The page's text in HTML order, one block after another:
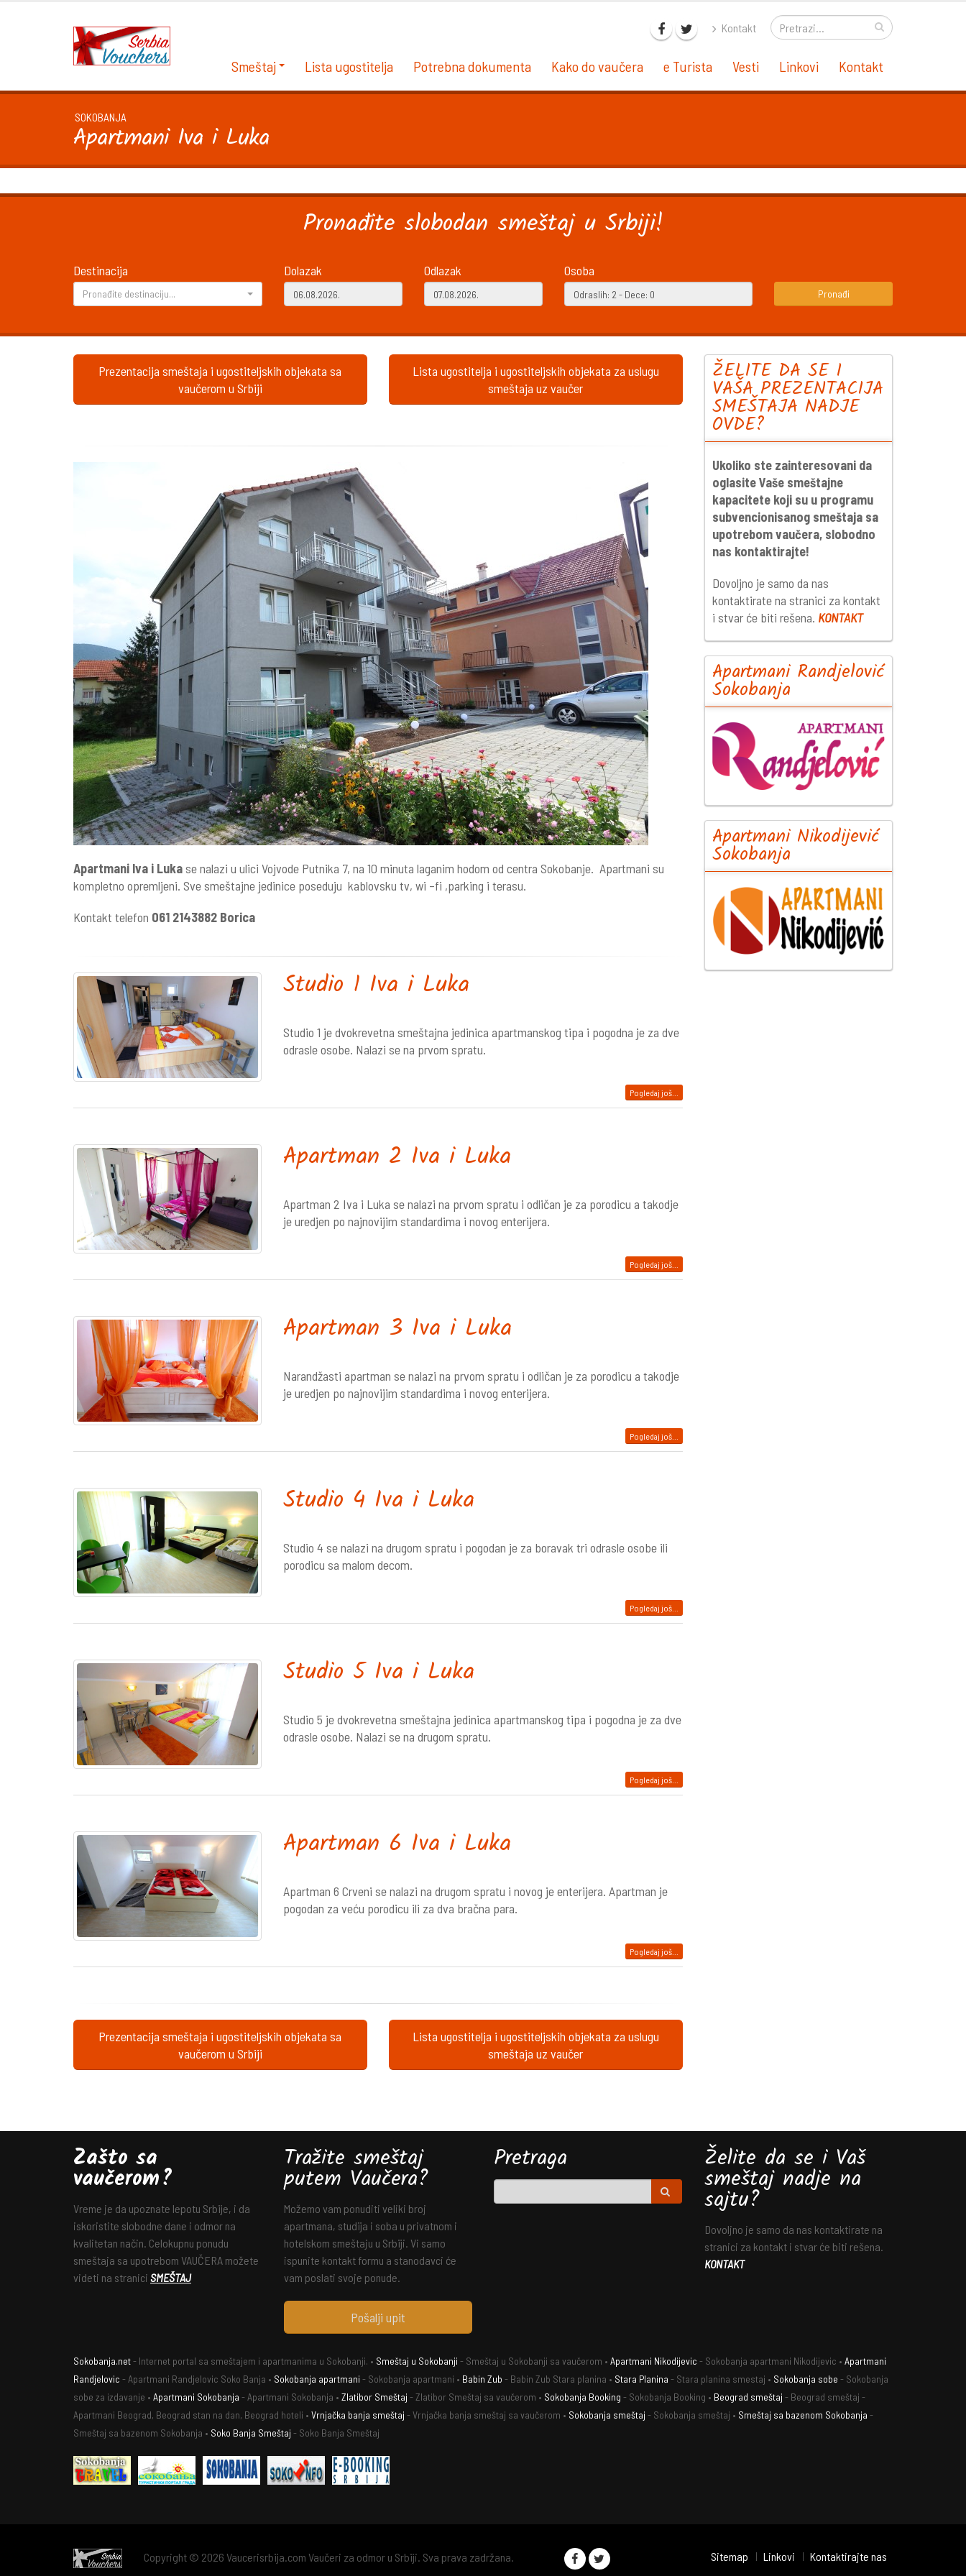
Kontakt
Smeštaj Lista ugostitelja Potrebna dokumenta Kako do vaučera e Turista Vesti Linkovi Kontakt
SOKOBANJA
Apartmani Iva i Luka
Pronađite slobodan smeštaj u Srbiji!
Destinacija
Pronađite destinaciju...
Dolazak Odlazak Osoba
Pronađi
Prezentacija smeštaja i ugostiteljskih objekata sa
vaučerom u Srbiji
Lista ugostitelja i ugostiteljskih objekata za uslugu
smeštaja uz vaučer
Apartmani Iva i Lukase nalazi u ulici Vojvode Putnika 7, na 10 minuta laganim hodom od centra Sokobanje. Apartmani su
kompletno opremljeni. Sve smeštajne jedinice poseduju kablovsku tv, wi –fi ,parking i terasu.
Kontakt telefon 061 2143882 Borica
Studio 1 Iva i Luka
Studio 1 je dvokrevetna smeštajna jedinica apartmanskog tipa i pogodna je za dve
odrasle osobe. Nalazi se na prvom spratu.
Pogledaj još...
Apartman 2 Iva i Luka
Apartman 2 Iva i Luka se nalazi na prvom spratu i odličan je za porodicu a takodje
je uredjen po najnovijim standardima i novog enterijera.
Pogledaj još...
Apartman 3 Iva i Luka
Narandžasti apartman se nalazi na prvom spratu i odličan je za porodicu a takodje
je uredjen po najnovijim standardima i novog enterijera.
Pogledaj još...
Studio 4 Iva i Luka
Studio 4 se nalazi na drugom spratu i pogodan je za boravak tri odrasle osobe ili
porodicu sa malom decom.
Pogledaj još...
Studio 5 Iva i Luka
Studio 5 je dvokrevetna smeštajna jedinica apartmanskog tipa i pogodna je za dve
odrasle osobe. Nalazi se na drugom spratu.
Pogledaj još...
Apartman 6 Iva i Luka
Apartman 6 Crveni se nalazi na drugom spratu i novog je enterijera. Apartman je
pogodan za veću porodicu ili za dva bračna para.
Pogledaj još...
Prezentacija smeštaja i ugostiteljskih objekata sa
vaučerom u Srbiji
Lista ugostitelja i ugostiteljskih objekata za uslugu
smeštaja uz vaučer
ŽELITE DA SE I
VAŠA PREZENTACIJA
SMEŠTAJA NADJE
OVDE?
Ukoliko ste zainteresovani da
oglasite Vaše smeštajne
kapacitete koji su u programu
subvencionisanog smeštaja sa
upotrebom vaučera, slobodno
nas kontaktirajte!
Dovoljno je samo da nas
kontaktirate na stranici za kontakt
i stvar će biti rešena. KONTAKT
Apartmani Randjelović
Sokobanja
Apartmani Nikodijević
Sokobanja
Zašto sa
vaučerom?
Vreme je da upoznate lepotu Srbije, i da
iskoristite slobodne dane i odmor na
kvalitetan način. Celokupnu ponudu
smeštaja sa upotrebom VAUČERA možete
videti na stranici SMEŠTAJ
Tražite smeštaj
putem Vaučera?
Možemo vam ponuditi veliki broj
apartmana, studija i soba u privatnom i
hotelskom smeštaju u Srbiji. Vi samo
ispunite kontakt formu a stanodavci će
vam poslati svoje ponude.
Pošalji upit
Pretraga Želite da se i Vaš
smeštaj nadje na
sajtu?
Dovoljno je samo da nas kontaktirate na
stranici za kontakt i stvar će biti rešena.
KONTAKT
Sokobanja.net- Internet portal sa smeštajem i apartmanima u Sokobanji. • Smeštaj u Sokobanji - Smeštaj u Sokobanji sa vaučerom • Apartmani Nikodijevic - Sokobanja apartmani Nikodijevic • Apartmani
Randjelovic - Apartmani Randjelovic Soko Banja • Sokobanja apartmani - Sokobanja apartmani • Babin Zub - Babin Zub Stara planina • Stara Planina - Stara planina smestaj • Sokobanja sobe - Sokobanja
sobe za izdavanje • Apartmani Sokobanja - Apartmani Sokobanja • Zlatibor Smeštaj - Zlatibor Smeštaj sa vaučerom • Sokobanja Booking - Sokobanja Booking • Beograd smeštaj - Beograd smeštaj -
Apartmani Beograd, Beograd stan na dan, Beograd hoteli • Vrnjačka banja smeštaj - Vrnjačka banja smeštaj sa vaučerom • Sokobanja smeštaj - Sokobanja smeštaj • Smeštaj sa bazenom Sokobanja -
Smeštaj sa bazenom Sokobanja • Soko Banja Smeštaj - Soko Banja Smeštaj
Copyright © 2026 Vaucerisrbija.com Vaučeri za odmor u Srbiji. Sva prava zadržana. Sitemap Linkovi Kontaktirajte nas